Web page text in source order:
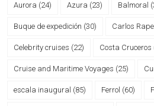
Aurora (24) Azura (23) Balmoral
Buque de expedición (30) Carlos
Celebrity cruises (22) Costa Cruceros
Cruise and Maritime Voyages (25)
escala inaugural (85) Ferrol (60)